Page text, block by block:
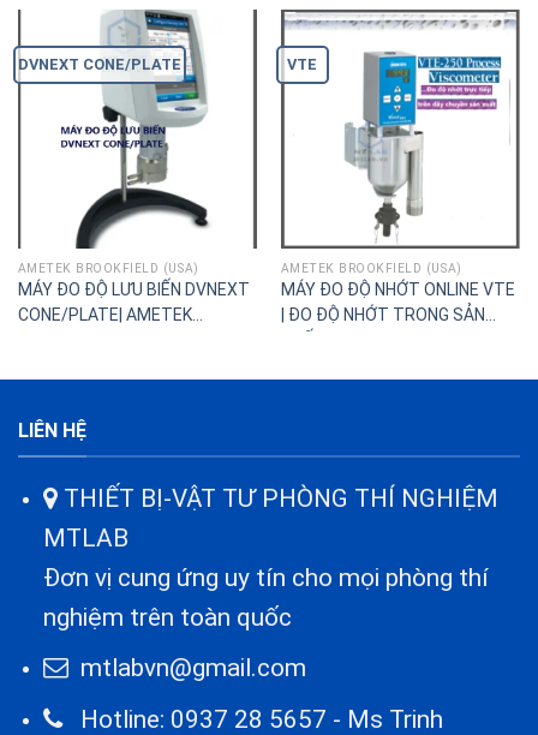
DVNEXT CONE/PLATE
AMETEK BROOKFIELD (USA)
MÁY ĐO ĐỘ LƯU BIẾN DVNEXT
CONE/PLATE| AMETEK
VTE
AMETEK BROOKFIELD (USA)
MÁY ĐO ĐỘ NHỚT ONLINE VTE
| ĐO ĐỘ NHỚT TRONG SẢN
LIÊN HỆ
THIẾT BỊ-VẬT TƯ PHÒNG THÍ NGHIỆM
MTLAB
Đơn vị cung ứng uy tín cho mọi phòng thí
nghiệm trên toàn quốc
mtlabvn@gmail.com
Hotline: 0937 28 5657 - Ms Trinh